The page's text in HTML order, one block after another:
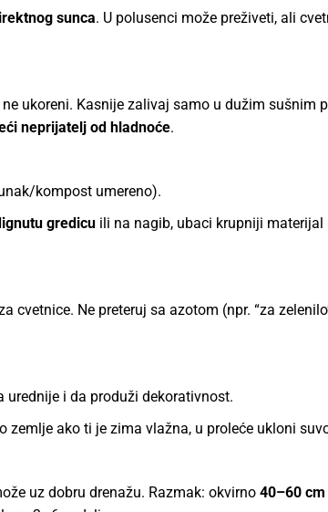
sunca. U polusenci može preživeti, ali
ukoreni. Kasnije zalivaj samo u dužim sušnim
neprijatelj od hladnoće.
kompost umereno).
gredicuili na nagib, ubaci krupniji materijal
cvetnice. Ne preteruj sa azotom (npr. “za
urednije i da produži dekorativnost.
zemlje ako ti je zima vlažna, u proleće ukloni
uz dobru drenažu. Razmak: okvirno 40–60 cm